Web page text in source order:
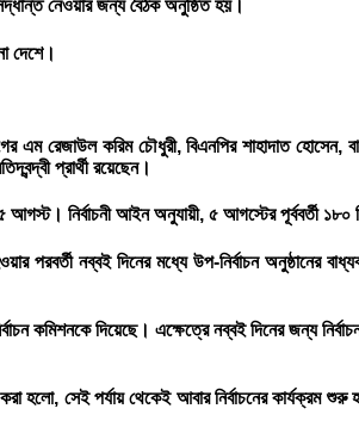
নেওয়ার জন্য বৈঠক অনুষ্ঠিত হয়।
দেশে।
এম রেজাউল করিম চৌধুরী, বিএনপির শাহাদাত হোসেন,
প্রার্থী রয়েছেন।
নির্বাচনী আইন অনুযায়ী, ৫ আগস্টের পূর্ববর্তী ১৮০
নব্বই দিনের মধ্যে উপ-নির্বাচন অনুষ্ঠানের
কমিশনকে দিয়েছে। এক্ষেত্রে নব্বই দিনের জন্য
হলো, সেই পর্যায় থেকেই আবার নির্বাচনের